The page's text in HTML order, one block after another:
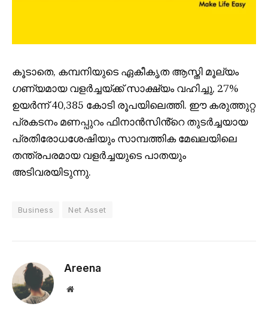
കൂടാതെ, കമ്പനിയുടെ ഏകീകൃത ആസ്തി മൂല്യം
ഗണ്യമായ വളർച്ചയ്ക്ക് സാക്ഷ്യം വഹിച്ചു, 27%
ഉയർന്ന് 40,385 കോടി രൂപയിലെത്തി. ഈ കരുത്തുറ്റ
പ്രകടനം മണപ്പുറം ഫിനാൻസിൻ്റെ തുടർച്ചയായ
പ്രതിരോധശേഷിയും സാമ്പത്തിക മേഖലയിലെ
തന്ത്രപരമായ വളർച്ചയുടെ പാതയും
അടിവരയിടുന്നു.
Business Net Asset
Areena
Website